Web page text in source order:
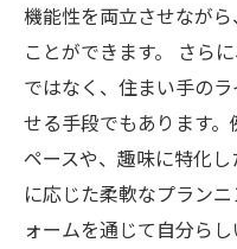
機能性を両立させなが
ことができます。 さら
ではなく、住まい手の
せる手段でもあります
ペースや、趣味に特化
に応じた柔軟なプラン
ォームを通じて自分ら